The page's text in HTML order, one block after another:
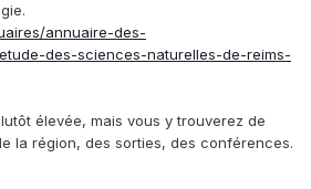
annuaire-des-
des-sciences-naturelles-de-reims-
élevée, mais vous y trouverez de
la région, des sorties, des conférences.